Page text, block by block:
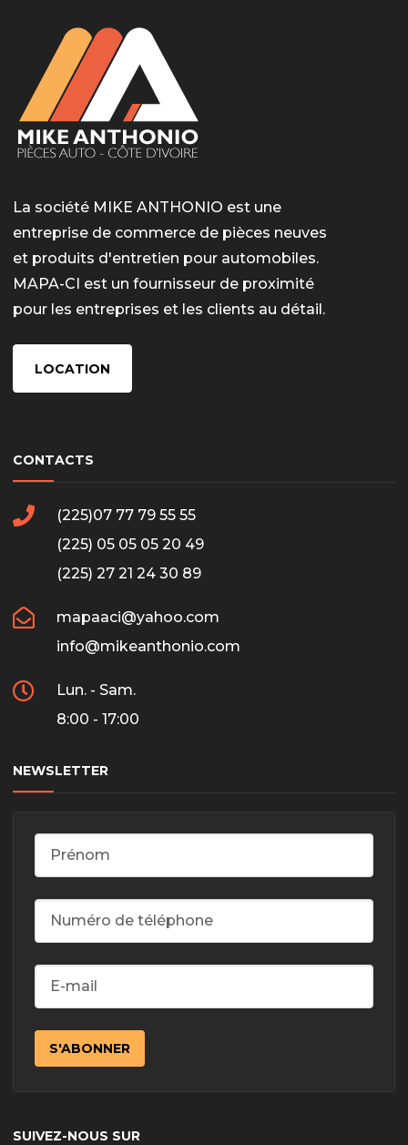
used-panties-es/
La société MIKE ANTHONIO est une
entreprise de commerce de pièces neuves
et produits d'entretien pour automobiles.
MAPA-CI est un fournisseur de proximité
pour les entreprises et les clients au détail.
LOCATION
CONTACTS
(225)07 77 79 55 55
(225) 05 05 05 20 49
(225) 27 21 24 30 89
mapaaci@yahoo.com
info@mikeanthonio.com
Lun. - Sam.
8:00 - 17:00
NEWSLETTER
SUIVEZ-NOUS SUR